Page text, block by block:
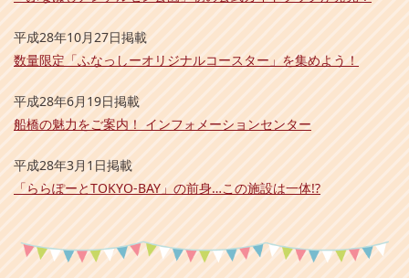
平成28年10月27日掲載
数量限定「ふなっしーオリジナルコースター」を集めよう！
平成28年6月19日掲載
船橋の魅力をご案内！ インフォメーションセンター
平成28年3月1日掲載
「ららぽーとTOKYO-BAY」の前身…この施設は一体!?